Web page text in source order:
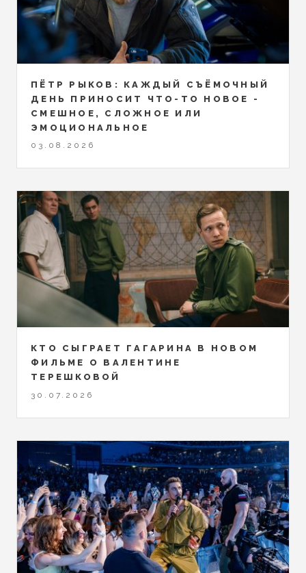
ПЁТР РЫКОВ: КАЖДЫЙ СЪЁМОЧНЫЙ
ДЕНЬ ПРИНОСИТ ЧТО-ТО НОВОЕ -
СМЕШНОЕ, СЛОЖНОЕ ИЛИ
ЭМОЦИОНАЛЬНОЕ
03.08.2026
КТО СЫГРАЕТ ГАГАРИНА В НОВОМ
ФИЛЬМЕ О ВАЛЕНТИНЕ
ТЕРЕШКОВОЙ
30.07.2026